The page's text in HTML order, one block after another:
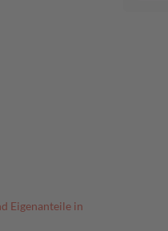
Eigenanteile in